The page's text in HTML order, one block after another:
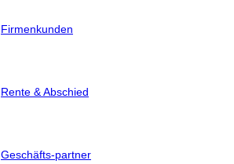
Firmenkunden
Rente & Abschied
Geschäfts-partner